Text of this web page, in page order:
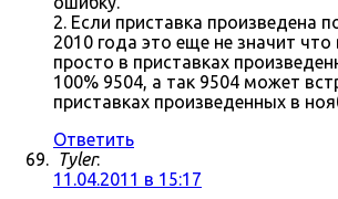
2. Если приставка произведена
2010 года это еще не значит что
просто в приставках
100% 9504, а так 9504 может
приставках произведенных в
Ответить
Tyler:
11.04.2011 в 15:17